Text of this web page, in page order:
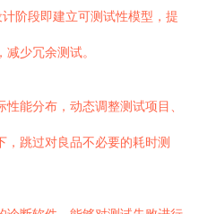
计阶段即建立可测试性模型，提
少冗余测试。
性能分布，动态调整测试项目、
跳过对良品不必要的耗时测